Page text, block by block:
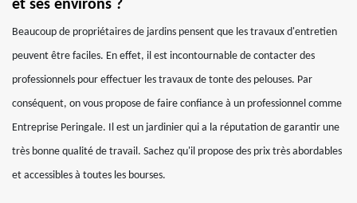
et ses environs ?
Beaucoup de propriétaires de jardins pensent que les travaux d'entretien
peuvent être faciles. En effet, il est incontournable de contacter des
professionnels pour effectuer les travaux de tonte des pelouses. Par
conséquent, on vous propose de faire confiance à un professionnel comme
Entreprise Peringale. Il est un jardinier qui a la réputation de garantir une
très bonne qualité de travail. Sachez qu'il propose des prix très abordables
et accessibles à toutes les bourses.